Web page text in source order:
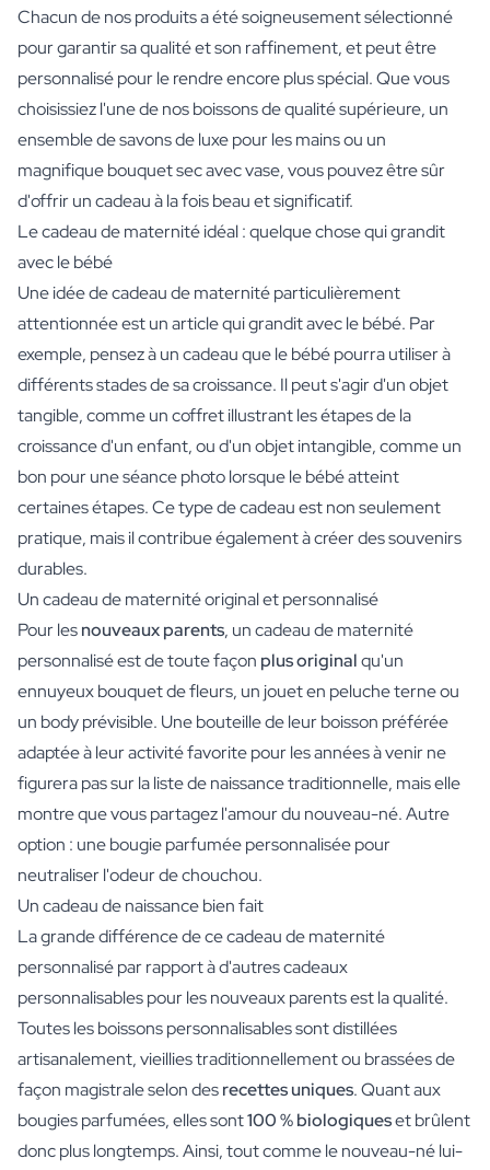
Chacun de nos produits a été soigneusement sélectionné
pour garantir sa qualité et son raffinement, et peut être
personnalisé pour le rendre encore plus spécial. Que vous
choisissiez l'une de nos boissons de qualité supérieure, un
ensemble de savons de luxe pour les mains ou un
magnifique bouquet sec avec vase, vous pouvez être sûr
d'offrir un cadeau à la fois beau et significatif.
Le cadeau de maternité idéal : quelque chose qui grandit
avec le bébé
Une idée de cadeau de maternité particulièrement
attentionnée est un article qui grandit avec le bébé. Par
exemple, pensez à un cadeau que le bébé pourra utiliser à
différents stades de sa croissance. Il peut s'agir d'un objet
tangible, comme un coffret illustrant les étapes de la
croissance d'un enfant, ou d'un objet intangible, comme un
bon pour une séance photo lorsque le bébé atteint
certaines étapes. Ce type de cadeau est non seulement
pratique, mais il contribue également à créer des souvenirs
durables.
Un cadeau de maternité original et personnalisé
Pour lesnouveaux parents, un cadeau de maternité
personnalisé est de toute façon plus originalqu'un
ennuyeux bouquet de fleurs, un jouet en peluche terne ou
un body prévisible. Une bouteille de leur boisson préférée
adaptée à leur activité favorite pour les années à venir ne
figurera pas sur la liste de naissance traditionnelle, mais elle
montre que vous partagez l'amour du nouveau-né. Autre
option : une bougie parfumée personnalisée pour
neutraliser l'odeur de chouchou.
Un cadeau de naissance bien fait
La grande différence de ce cadeau de maternité
personnalisé par rapport à d'autres cadeaux
personnalisables pour les nouveaux parents est la qualité.
Toutes les boissons personnalisables sont distillées
artisanalement, vieillies traditionnellement ou brassées de
façon magistrale selon desrecettes uniques. Quant aux
bougies parfumées, elles sont100 % biologiqueset brûlent
donc plus longtemps. Ainsi, tout comme le nouveau-né lui-